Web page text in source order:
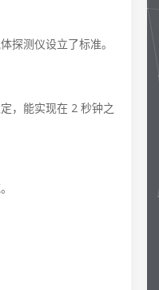
探测仪设立了标准。
，能实现在 2 秒钟之